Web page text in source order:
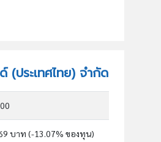
ประเทศไทย) จำกัด
บาท (-13.07% ของทุน)